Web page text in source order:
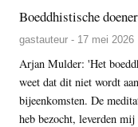
Boeddhistische
gastauteur - 17 mei 2026
Arjan Mulder: 'Het
weet dat dit niet wordt
bijeenkomsten. De
heb bezocht, leverden